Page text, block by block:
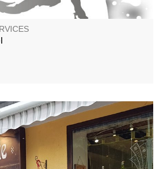
traditionnelle au cœur de Barrême.